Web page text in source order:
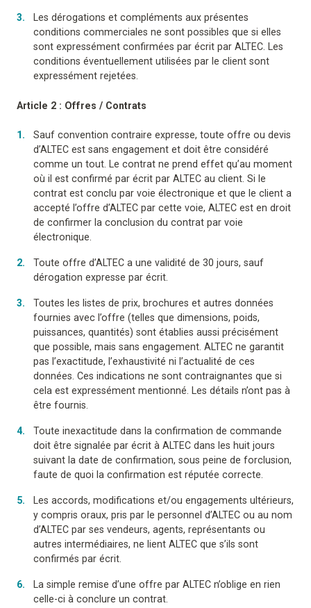
Les dérogations et compléments aux présentes
conditions commerciales ne sont possibles que si elles
sont expressément confirmées par écrit par ALTEC. Les
conditions éventuellement utilisées par le client sont
expressément rejetées.
Article 2 : Offres / Contrats
Sauf convention contraire expresse, toute offre ou devis
d’ALTEC est sans engagement et doit être considéré
comme un tout. Le contrat ne prend effet qu’au moment
où il est confirmé par écrit par ALTEC au client. Si le
contrat est conclu par voie électronique et que le client a
accepté l’offre d’ALTEC par cette voie, ALTEC est en droit
de confirmer la conclusion du contrat par voie
électronique.
Toute offre d’ALTEC a une validité de 30 jours, sauf
dérogation expresse par écrit.
Toutes les listes de prix, brochures et autres données
fournies avec l’offre (telles que dimensions, poids,
puissances, quantités) sont établies aussi précisément
que possible, mais sans engagement. ALTEC ne garantit
pas l’exactitude, l’exhaustivité ni l’actualité de ces
données. Ces indications ne sont contraignantes que si
cela est expressément mentionné. Les détails n’ont pas à
être fournis.
Toute inexactitude dans la confirmation de commande
doit être signalée par écrit à ALTEC dans les huit jours
suivant la date de confirmation, sous peine de forclusion,
faute de quoi la confirmation est réputée correcte.
Les accords, modifications et/ou engagements ultérieurs,
y compris oraux, pris par le personnel d’ALTEC ou au nom
d’ALTEC par ses vendeurs, agents, représentants ou
autres intermédiaires, ne lient ALTEC que s’ils sont
confirmés par écrit.
La simple remise d’une offre par ALTEC n’oblige en rien
celle-ci à conclure un contrat.